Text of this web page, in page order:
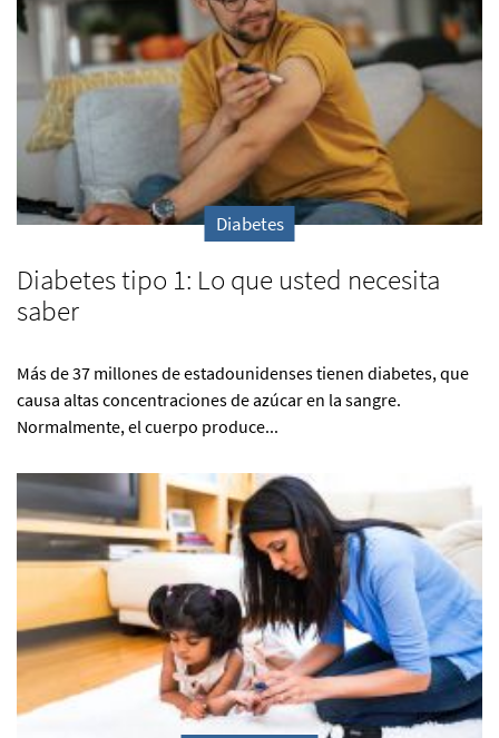
Diabetes
Diabetes tipo 1: Lo que usted necesita
saber
Más de 37 millones de estadounidenses tienen diabetes, que
causa altas concentraciones de azúcar en la sangre.
Normalmente, el cuerpo produce...